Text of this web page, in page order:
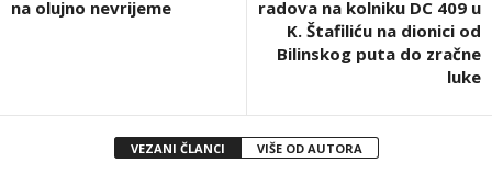
na olujno nevrijeme
radova na kolniku DC 409 u
K. Štafiliću na dionici od
Bilinskog puta do zračne
luke
VEZANI ČLANCI VIŠE OD AUTORA